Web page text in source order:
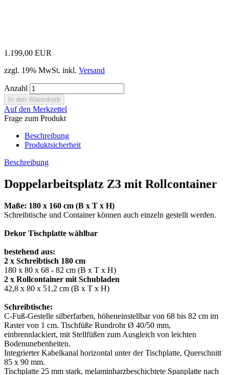
1.199,00 EUR
zzgl. 19% MwSt. inkl. Versand
Anzahl
Auf den Merkzettel
Frage zum Produkt
Beschreibung
Produktsicherheit
Beschreibung
Doppelarbeitsplatz Z3 mit Rollcontainer
Maße: 180 x 160 cm (B x T x H)
Schreibtische und Container können auch einzeln gestellt werden.
Dekor Tischplatte wählbar
bestehend aus:
2 x Schreibtisch 180 cm
180 x 80 x 68 - 82 cm (B x T x H)
2 x Rollcontainer mit Schubladen
42,8 x 80 x 51,2 cm (B x T x H)
Schreibtische:
C-Fuß-Gestelle silberfarben, höheneinstellbar von 68 bis 82 cm im
Raster von 1 cm. Tischfüße Rundrohr Ø 40/50 mm,
einbrennlackiert, mit Stellfüßen zum Ausgleich von leichten
Bodenunebenheiten.
Integrierter Kabelkanal horizontal unter der Tischplatte, Querschnitt
85 x 90 mm.
Tischplatte 25 mm stark, melaminharzbeschichtete Spanplatte nach